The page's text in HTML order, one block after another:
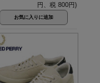
円、税 800円)